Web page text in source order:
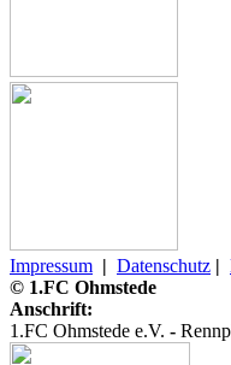
Impressum | Datenschutz |
© 1.FC Ohmstede
Anschrift:
1.FC Ohmstede e.V. -